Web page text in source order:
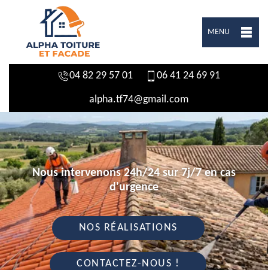
MENU
04 82 29 57 01 06 41 24 69 91
alpha.tf74@gmail.com
Nous intervenons 24h/24 sur 7j/7 en cas
d'urgence
NOS RÉALISATIONS
CONTACTEZ-NOUS !